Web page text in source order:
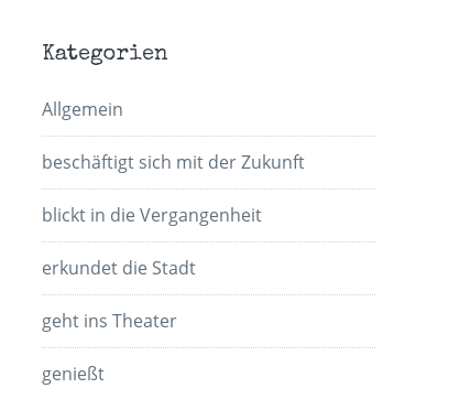
Kategorien
Allgemein
beschäftigt sich mit der Zukunft
blickt in die Vergangenheit
erkundet die Stadt
geht ins Theater
genießt